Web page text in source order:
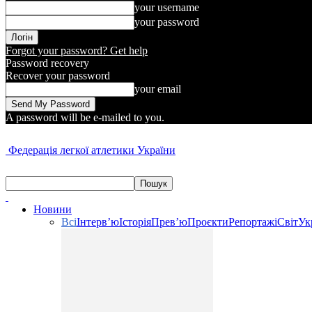
your username
your password
Forgot your password? Get help
Password recovery
Recover your password
your email
A password will be e-mailed to you.
Федерація легкої атлетики України
Новини
ВсіІнтерв’юІсторіяПрев’юПроєктиРепортажіСвіт